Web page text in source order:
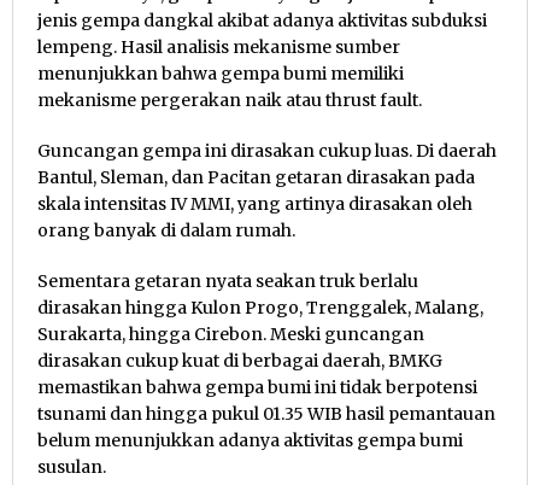
jenis gempa dangkal akibat adanya aktivitas subduksi
lempeng. Hasil analisis mekanisme sumber
menunjukkan bahwa gempa bumi memiliki
mekanisme pergerakan naik atau thrust fault.
Guncangan gempa ini dirasakan cukup luas. Di daerah
Bantul, Sleman, dan Pacitan getaran dirasakan pada
skala intensitas IV MMI, yang artinya dirasakan oleh
orang banyak di dalam rumah.
Sementara getaran nyata seakan truk berlalu
dirasakan hingga Kulon Progo, Trenggalek, Malang,
Surakarta, hingga Cirebon. Meski guncangan
dirasakan cukup kuat di berbagai daerah, BMKG
memastikan bahwa gempa bumi ini tidak berpotensi
tsunami dan hingga pukul 01.35 WIB hasil pemantauan
belum menunjukkan adanya aktivitas gempa bumi
susulan.